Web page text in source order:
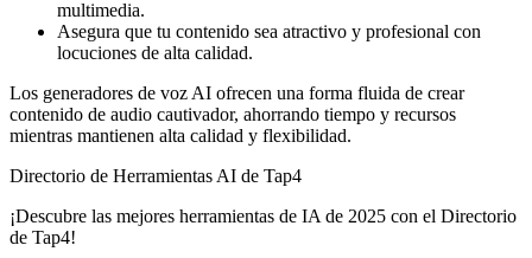
multimedia.
Asegura que tu contenido sea atractivo y profesional con
locuciones de alta calidad.
Los generadores de voz AI ofrecen una forma fluida de crear
contenido de audio cautivador, ahorrando tiempo y recursos
mientras mantienen alta calidad y flexibilidad.
Directorio de Herramientas AI de Tap4
¡Descubre las mejores herramientas de IA de 2025 con el Directorio
de Tap4!